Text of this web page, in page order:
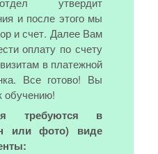
и после этого мы
и счет. Далее Вам
оплату по счету
в платежной
Все готово! Вы
обучению!
требуются в
или фото) виде